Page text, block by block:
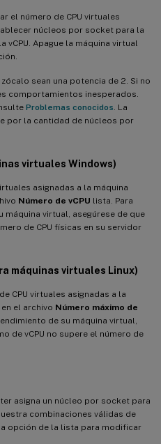
el número de CPU virtuales
núcleos por socket para la
vCPU. Apague la máquina virtual
sean una potencia de 2. Si no
comportamientos inesperados.
Problemas conocidos . La
por la cantidad de núcleos por
virtuales Windows)
asignadas a la máquina
Número de vCPU lista. Para
virtual, asegúrese de que
de CPU físicas en su servidor
máquinas virtuales Linux)
CPU virtuales asignadas a la
el archivo Número máximo de
de su máquina virtual,
de vCPU no supere el número de
asigna un núcleo por socket para
combinaciones válidas de
opción de la lista para modificar